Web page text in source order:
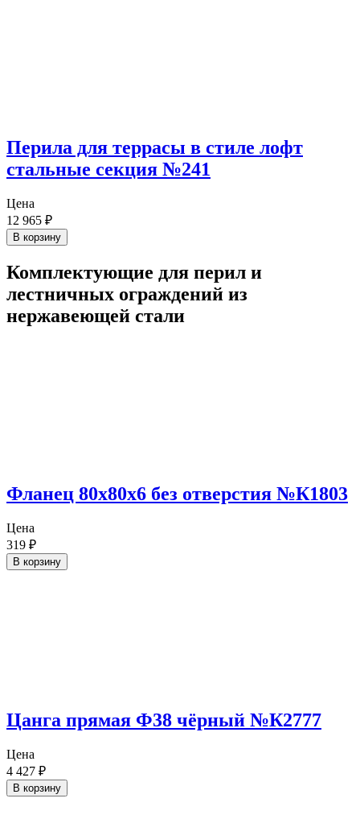
Перила для террасы в стиле лофт
стальные секция №241
Цена
12 965 ₽
В корзину
Комплектующие для перил и
лестничных ограждений из
нержавеющей стали
Фланец 80х80х6 без отверстия №К1803
Цена
319 ₽
В корзину
Цанга прямая Ф38 чёрный №К2777
Цена
4 427 ₽
В корзину